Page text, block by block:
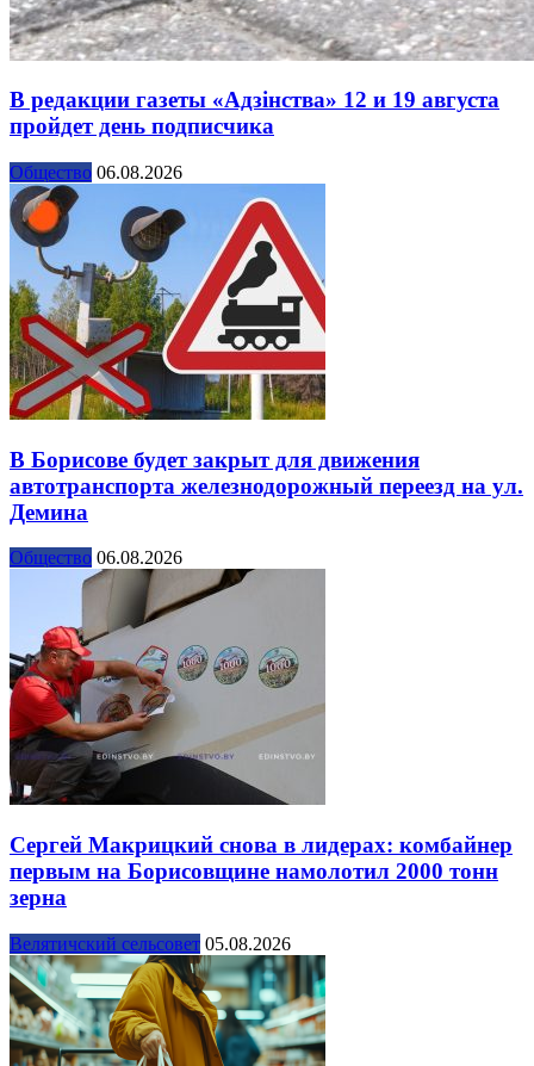
В редакции газеты «Адзінства» 12 и 19 августа
пройдет день подписчика
Общество 06.08.2026
В Борисове будет закрыт для движения
автотранспорта железнодорожный переезд на ул.
Демина
Общество 06.08.2026
Сергей Макрицкий снова в лидерах: комбайнер
первым на Борисовщине намолотил 2000 тонн
зерна
Велятичский сельсовет 05.08.2026